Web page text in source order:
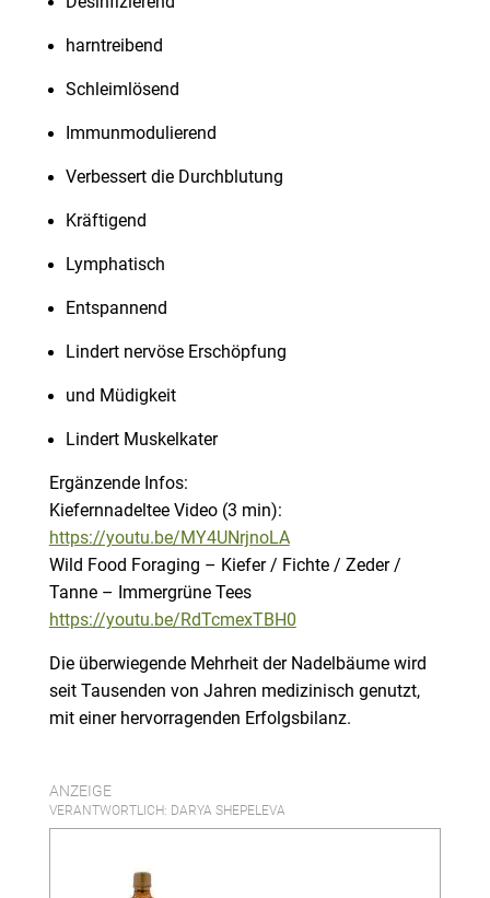
harntreibend
Schleimlösend
Immunmodulierend
Verbessert die Durchblutung
Kräftigend
Lymphatisch
Entspannend
Lindert nervöse Erschöpfung
und Müdigkeit
Lindert Muskelkater
Ergänzende Infos:
Kiefernnadeltee Video (3 min):
https://youtu.be/MY4UNrjnoLA
Wild Food Foraging – Kiefer / Fichte / Zeder /
Tanne – Immergrüne Tees
https://youtu.be/RdTcmexTBH0
Die überwiegende Mehrheit der Nadelbäume wird
seit Tausenden von Jahren medizinisch genutzt,
mit einer hervorragenden Erfolgsbilanz.
ANZEIGE
VERANTWORTLICH: DARYA SHEPELEVA